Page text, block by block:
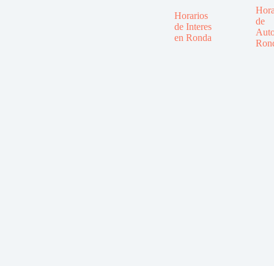
Horarios
de Interes
en Ronda
de